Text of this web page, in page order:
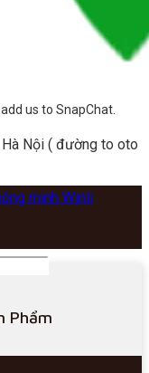
us to SnapChat.
Hà Nội ( đường to oto
Phẩm